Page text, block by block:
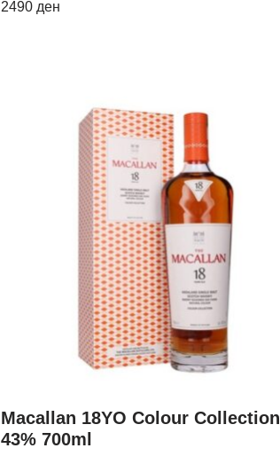
2490 ден
Macallan 18YO Colour Collection
43% 700ml